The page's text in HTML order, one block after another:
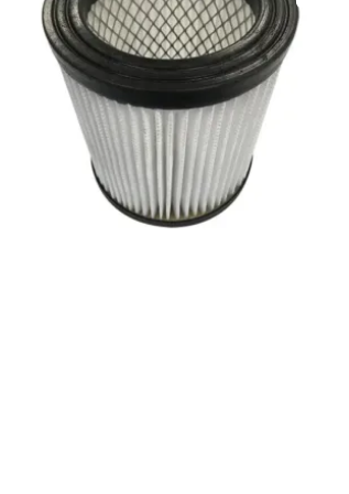
(0)
5 900 ₸
q_100467 В КОРЗИНУ
на высокую концентрацию абразивных
Конструкция рассчитана на
износа двигателя. Строительные
строительный пылесос с доставкой в
и бака для мусора увеличенного
крупный мусор на первом этапе,